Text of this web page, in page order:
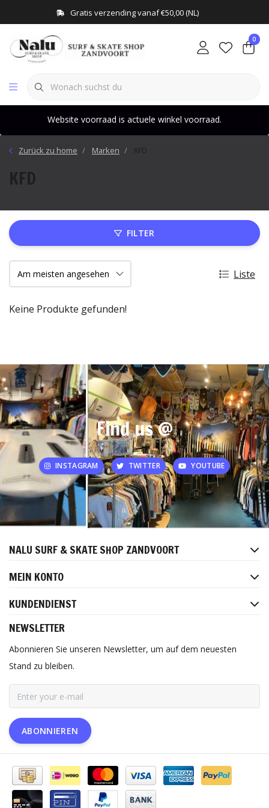
Gratis verzending vanaf €50,00 (NL)
0
Website voorraad is actuele winkel voorraad.
Zurück zu home Marken KFD
KFD
FILTER
Liste
Keine Produkte gefunden!
Find us @
INSTAGRAM TWITTER YOUTUBE
NALU SURF & SKATE SHOP ZANDVOORT
MEIN KONTO
KUNDENDIENST
NEWSLETTER
Abonnieren Sie unseren Newsletter, um auf dem neuesten
Stand zu bleiben.
ABONNIEREN